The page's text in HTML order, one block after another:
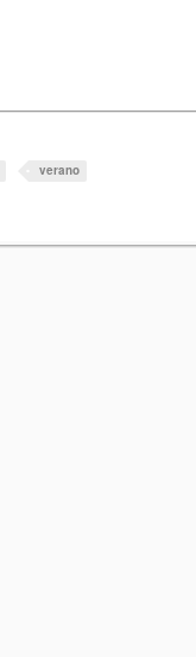
verano